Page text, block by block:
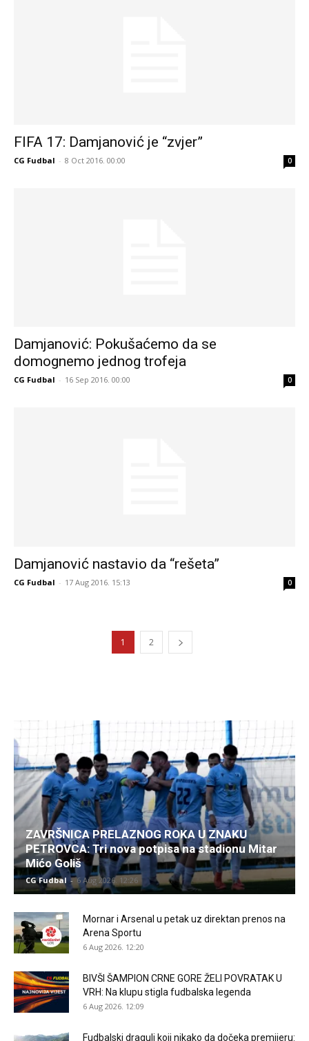
FIFA 17: Damjanović je “zvjer”
CG Fudbal - 8 Oct 2016. 00:00 0
Damjanović: Pokušaćemo da se
domognemo jednog trofeja
CG Fudbal - 16 Sep 2016. 00:00 0
Damjanović nastavio da “rešeta”
CG Fudbal - 17 Aug 2016. 15:13 0
1 2
ZAVRŠNICA PRELAZNOG ROKA U ZNAKU
PETROVCA: Tri nova potpisa na stadionu Mitar
Mićo Goliš
CG Fudbal - 6 Aug 2026. 12:26
Mornar i Arsenal u petak uz direktan prenos na
Arena Sportu
6 Aug 2026. 12:20
BIVŠI ŠAMPION CRNE GORE ŽELI POVRATAK U
VRH: Na klupu stigla fudbalska legenda
6 Aug 2026. 12:09
Fudbalski dragulj koji nikako da dočeka premijeru: